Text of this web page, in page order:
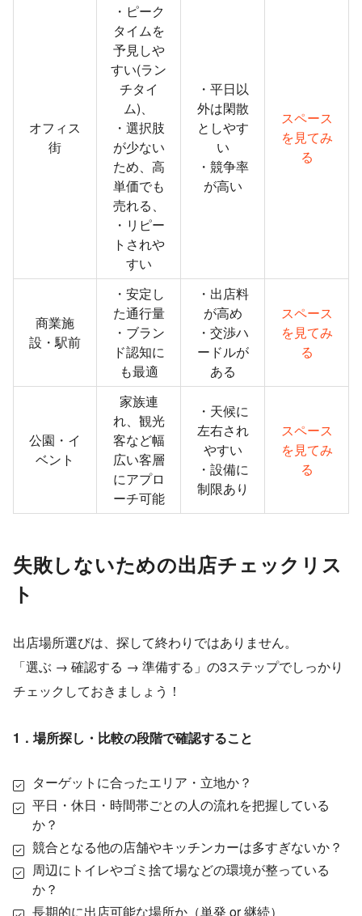
オフィス
街
・ピーク
タイムを
予見しや
すい(ラン
チタイ
ム)、
・選択肢
が少ない
ため、高
単価でも
売れる、
・リピー
トされや
すい
・平日以
外は閑散
としやす
い
・競争率
が高い
スペース
を見てみ
る
商業施
設・駅前
・安定し
た通行量
・ブラン
ド認知に
も最適
・出店料
が高め
・交渉ハ
ードルが
ある
スペース
を見てみ
る
公園・イ
ベント
家族連
れ、観光
客など幅
広い客層
にアプロ
ーチ可能
・天候に
左右され
やすい
・設備に
制限あり
スペース
を見てみ
る
失敗しないための出店チェックリス
ト
出店場所選びは、探して終わりではありません。
「選ぶ → 確認する → 準備する」の3ステップでしっかり
チェックしておきましょう！
1．場所探し・比較の段階で確認すること
ターゲットに合ったエリア・立地か？
平日・休日・時間帯ごとの人の流れを把握している
か？
競合となる他の店舗やキッチンカーは多すぎないか？
周辺にトイレやゴミ捨て場などの環境が整っている
か？
長期的に出店可能な場所か（単発 or 継続）